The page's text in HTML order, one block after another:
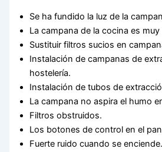
Se ha fundido la luz de la
La campana de la cocina es muy
Sustituir filtros sucios en
Instalación de campanas de
hostelería.
Instalación de tubos de
La campana no aspira el humo
Filtros obstruidos.
Los botones de control en el
Fuerte ruido cuando se enciende.